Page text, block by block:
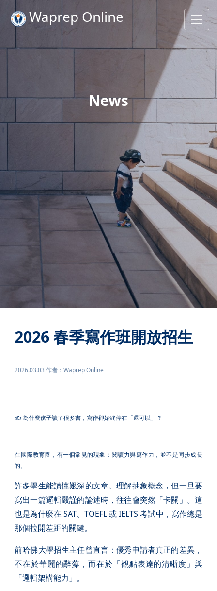
Waprep Online
News
2026 春季寫作班開放招生
2026.03.03 作者：Waprep Online
✍️ 為什麼孩子讀了很多書，寫作卻始終停在「還可以」？
在國際教育圈，有一個常見的現象：閱讀力與寫作力，並不是同步成長
的。
許多學生能讀懂艱深的文章、理解抽象概念，但一旦要
寫出一篇邏輯嚴謹的論述時，往往會突然「卡關」。這
也是為什麼在 SAT、TOEFL 或 IELTS 考試中，寫作總是
那個拉開差距的關鍵。
前哈佛大學招生主任曾直言：優秀申請者真正的差異，
不在於華麗的辭藻，而在於「觀點表達的清晰度」與
「邏輯架構能力」。